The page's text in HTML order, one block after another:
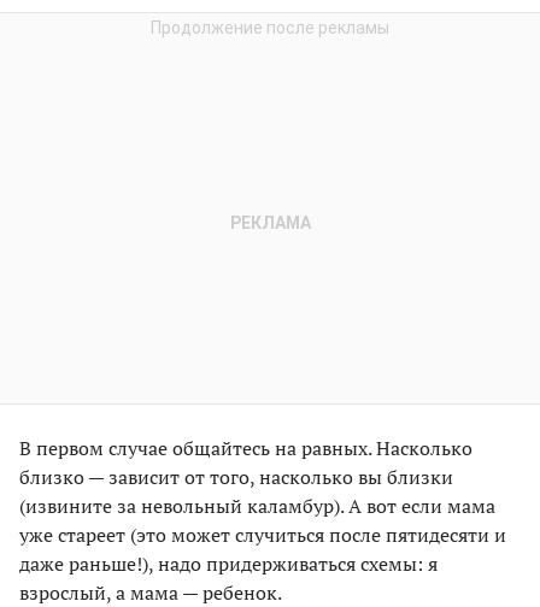
В первом случае общайтесь на равных. Насколько
близко — зависит от того, насколько вы близки
(извините за невольный каламбур). А вот если мама
уже стареет (это может случиться после пятидесяти и
даже раньше!), надо придерживаться схемы: я
взрослый, а мама — ребенок.